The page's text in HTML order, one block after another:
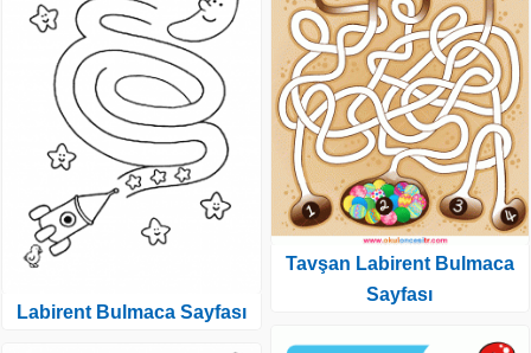
Labirent Bulmaca Sayfası
Tavşan Labirent Bulmaca
Sayfası